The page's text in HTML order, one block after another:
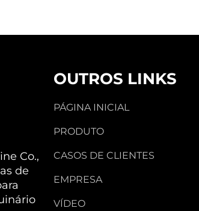
Co.,
de
OUTROS LINKS
PÁGINA INICIAL
PRODUTO
CASOS DE CLIENTES
EMPRESA
VÍDEO